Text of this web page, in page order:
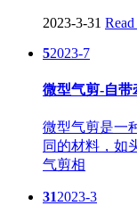
2023-3-31
52023-7
微型气剪-自带
微型气剪是一
同的材料，如
气剪相
312023-3